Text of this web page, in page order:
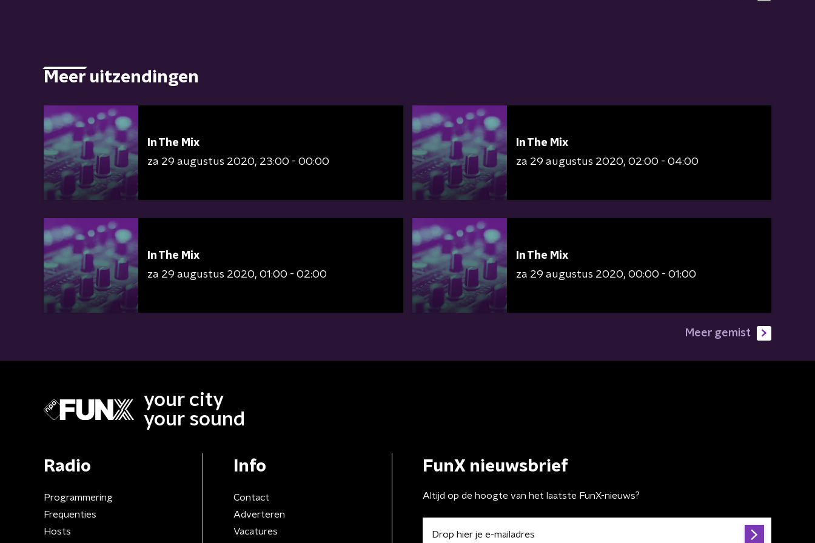
Meer uitzendingen
In The Mix
za 29 augustus 2020 23:00 - 00:00
In The Mix
za 29 augustus 2020 02:00 - 04:00
In The Mix
za 29 augustus 2020 01:00 - 02:00
In The Mix
za 29 augustus 2020 00:00 - 01:00
Meer gemist
your city
your sound
Radio
Programmering
Frequenties
Hosts
Info
Contact
Adverteren
Vacatures
FunX nieuwsbrief
Altijd op de hoogte van het laatste FunX-nieuws?